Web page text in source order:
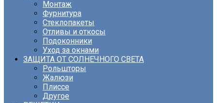
Монтаж
Фурнитура
Стеклопакеты
Отливы и откосы
Подоконники
Уход за окнами
ЗАЩИТА ОТ СОЛНЕЧНОГО СВЕТА
Рольшторы
Жалюзи
Плиссе
Другое